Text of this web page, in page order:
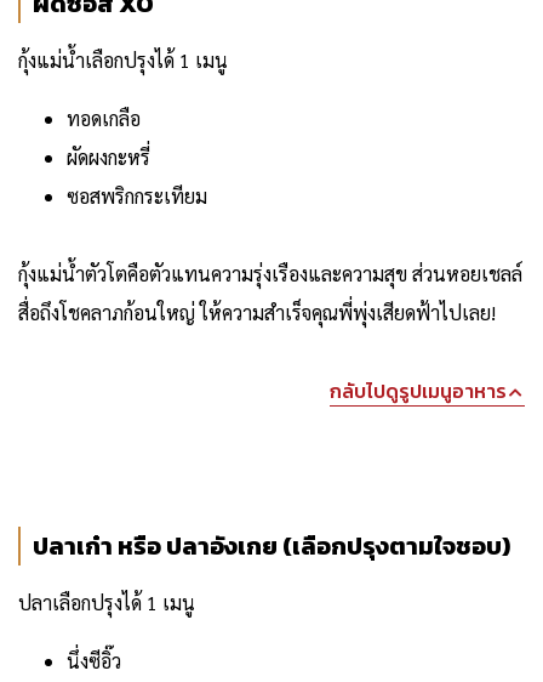
กุ้งแม่น้ำเลือกปรุงได้ 1 เมนู
ทอดเกลือ
ผัดผงกะหรี่
ซอสพริกกระเทียม
กุ้งแม่น้ำตัวโตคือตัวแทนความรุ่งเรืองและความสุข ส่วนหอยเชลล์
สื่อถึงโชคลาภก้อนใหญ่ ให้ความสำเร็จคุณพี่พุ่งเสียดฟ้าไปเลย!
กลับไปดูรูปเมนูอาหาร
ปลาเก๋า หรือ ปลาอังเกย (เลือกปรุงตามใจชอบ)
ปลาเลือกปรุงได้ 1 เมนู
นึ่งซีอิ๊ว